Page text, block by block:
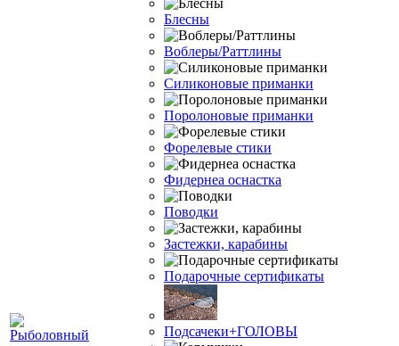
Блесны
Воблеры/Раттлины
Силиконовые приманки
Поролоновые приманки
Форелевые стики
Фидернеа оснастка
Поводки
Застежки, карабины
Подарочные сертификаты
Подсачеки+ГОЛОВЫ